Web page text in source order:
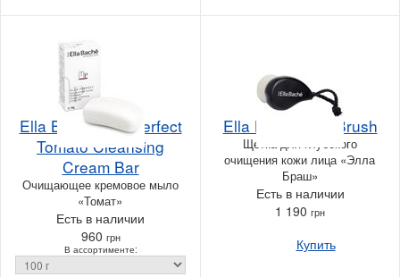
Ella Bache Ella Perfect
Tomato Cleansing
Cream Bar
Очищающее кремовое мыло
«Томат»
Есть в наличии
960 грн
В ассортименте:
Ella Bache Ella Brush
Щетка для глубокого
очищения кожи лица «Элла
Браш»
Есть в наличии
1 190 грн
Купить